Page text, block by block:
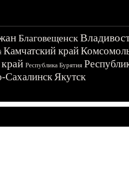
Благовещенск
Камчатский край
Республика Бурятия
Якутск